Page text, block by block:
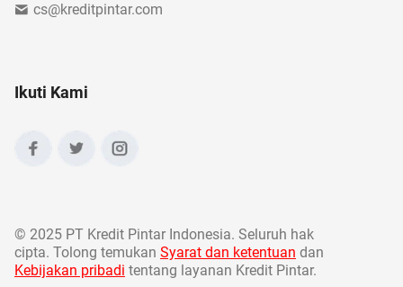
cs@kreditpintar.com
Ikuti Kami
© 2025 PT Kredit Pintar Indonesia. Seluruh hak
cipta. Tolong temukan Syarat dan ketentuan dan
Kebijakan pribadi tentang layanan Kredit Pintar.